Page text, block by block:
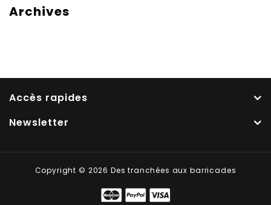
Archives
Accès rapides
Newsletter
Copyright © 2026 Des tranchées aux barricades